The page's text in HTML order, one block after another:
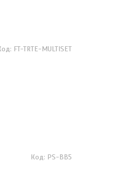
FT-TRTE-MULTISET
PS-BB5